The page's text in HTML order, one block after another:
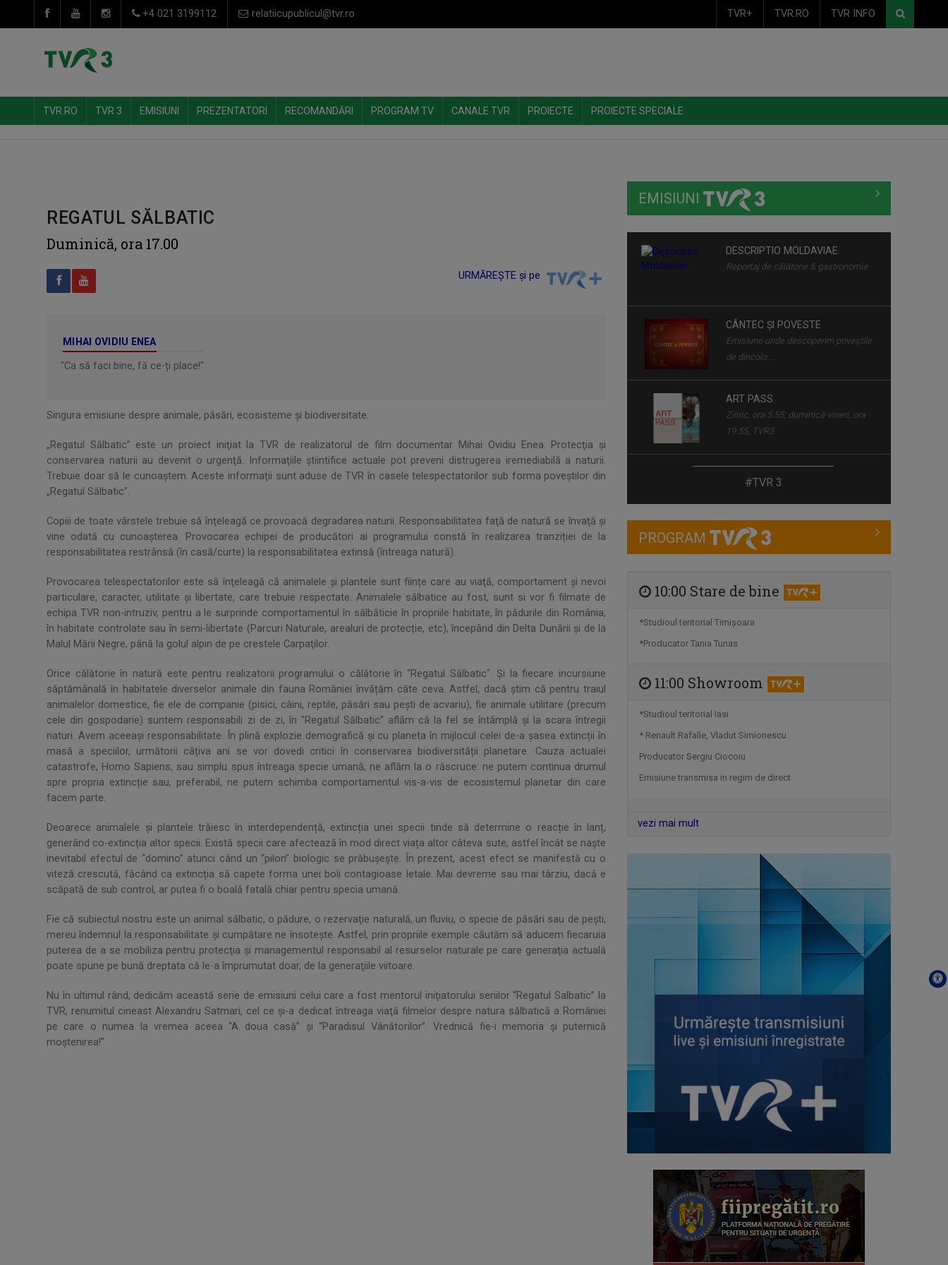
+4 021 3199112 relatiicupublicul@tvr.ro TVR+ TVR.RO TVR INFO
TVR.RO TVR 3 EMISIUNI PREZENTATORI RECOMANDĂRI PROGRAM TV CANALE TVR PROIECTE PROIECTE SPECIALE
REGATUL SĂLBATIC
Duminică, ora 17.00
URMĂREȘTE și pe
MIHAI OVIDIU ENEA
"Ca să faci bine, fă ce-ți place!"
Singura emisiune despre animale, păsări, ecosisteme şi biodiversitate.
„Regatul Sălbatic” este un proiect iniţiat la TVR de realizatorul de film documentar Mihai Ovidiu Enea. Protecţia şi
conservarea naturii au devenit o urgenţă. Informaţiile ştiintifice actuale pot preveni distrugerea iremediabilă a naturii.
Trebuie doar să le cunoaştem. Aceste informaţii sunt aduse de TVR în casele telespectatorilor sub forma poveştilor din
„Regatul Sălbatic”.
Copiii de toate vârstele trebuie să înţeleagă ce provoacă degradarea naturii. Responsabilitatea faţă de natură se învaţă şi
vine odată cu cunoaşterea. Provocarea echipei de producători ai programului constă în realizarea tranziției de la
responsabilitatea restrânsă (în casă/curte) la responsabilitatea extinsă (întreaga natură).
Provocarea telespectatorilor este să înţeleagă că animalele şi plantele sunt ființe care au viaţă, comportament și nevoi
particulare, caracter, utilitate şi libertate, care trebuie respectate. Animalele sălbatice au fost, sunt si vor fi filmate de
echipa TVR non-intruziv, pentru a le surprinde comportamentul în sălbăticie în propriile habitate, în pădurile din România,
în habitate controlate sau în semi-libertate (Parcuri Naturale, arealuri de protecție, etc), începând din Delta Dunării și de la
Malul Mării Negre, până la golul alpin de pe crestele Carpaţilor.
Orice călătorie în natură este pentru realizatorii programului o călătorie în “Regatul Sălbatic". Și la fiecare incursiune
săptămânală în habitatele diverselor animale din fauna României învățăm câte ceva. Astfel, dacă știm că pentru traiul
animalelor domestice, fie ele de companie (pisici, câini, reptile, păsări sau pești de acvariu), fie animale utilitare (precum
cele din gospodarie) suntem responsabili zi de zi, în "Regatul Sălbatic” aflăm că la fel se întâmplă și la scara întregii
naturi. Avem aceeași responsabilitate. În plină explozie demografică și cu planeta în mijlocul celei de-a șasea extincții în
masă a speciilor, următorii câțiva ani se vor dovedi critici în conservarea biodiversității planetare. Cauza actualei
catastrofe, Homo Sapiens, sau simplu spus întreaga specie umană, ne aflăm la o răscruce: ne putem continua drumul
spre propria extincție sau, preferabil, ne putem schimba comportamentul vis-a-vis de ecosistemul planetar din care
facem parte.
Deoarece animalele și plantele trăiesc în interdependență, extincția unei specii tinde să determine o reacție în lanț,
generând co-extincția altor specii. Există specii care afectează în mod direct viața altor câteva sute, astfel încât se naște
inevitabil efectul de “domino” atunci când un “pilon” biologic se prăbușește. În prezent, acest efect se manifestă cu o
viteză crescută, făcând ca extincția să capete forma unei boli contagioase letale. Mai devreme sau mai târziu, dacă e
scăpată de sub control, ar putea fi o boală fatală chiar pentru specia umană.
Fie că subiectul nostru este un animal sălbatic, o pădure, o rezervaţie naturală, un fluviu, o specie de păsări sau de peşti,
mereu îndemnul la responsabilitate şi cumpătare ne însoteşte. Astfel, prin propriile exemple căutăm să aducem fiecaruia
puterea de a se mobiliza pentru protecţia şi managementul responsabil al resurselor naturale pe care generaţia actuală
poate spune pe bună dreptata că le-a împrumutat doar, de la generaţiile viitoare.
Nu în ultimul rând, dedicăm această serie de emisiuni celui care a fost mentorul iniţiatorului seriilor “Regatul Salbatic” la
TVR, renumitul cineast Alexandru Satmari, cel ce şi-a dedicat întreaga viaţă filmelor despre natura sălbatică a României
pe care o numea la vremea aceea “A doua casă” şi “Paradisul Vânătorilor”. Vrednică fie-i memoria şi puternică
moştenirea!”
EMISIUNI
DESCRIPTIO MOLDAVIAE
Reportaj de călătorie & gastronomie
CÂNTEC ȘI POVESTE
Emisiune unde descoperim poveştile
de dincolo ...
ART PASS
Zilnic, ora 5.55; duminică-vineri, ora
19.55, TVR3
Pentru o minte sănătoasă, consumaţi
cel puţin ...
DRUMUL LUI LEȘE
NUTRIINFO
PIPER PE LIMBĂ
Bilunar, joi, ora 13.05 (alternativ cu ...
Duminică, ora 13.30
TVR3: Sâmbătă, 19.55; duminică,
Duminică, ora 17.00
O emisiune care își propune să
descopere ...
MONOCROM
Sâmbăta, ora 8.00, TVR3
#TVR 3
PROGRAM
10:00 Stare de bine
*Studioul teritorial Timişoara
*Producator Tania Tunas
11:00 Showroom
*Studioul teritorial Iasi
* Renault Rafalle, Vladut Simionescu
Producator Sergiu Ciocoiu
Emisiune transmisa in regim de direct
vezi mai mult